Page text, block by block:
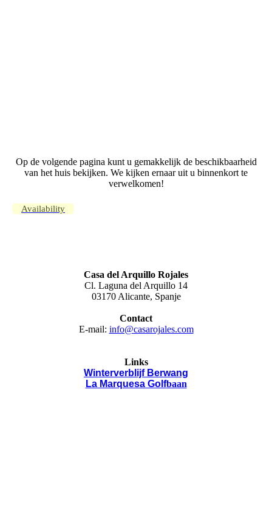
Op de volgende pagina kunt u gemakkelijk de beschikbaarheid
van het huis bekijken. We kijken ernaar uit u binnenkort te
verwelkomen!
Availability
Casa del Arquillo Rojales
Cl. Laguna del Arquillo 14
03170 Alicante, Spanje
Contact
E-mail: info@casarojales.com
Links
Winterverblijf Berwang
La Marquesa Golfbaan